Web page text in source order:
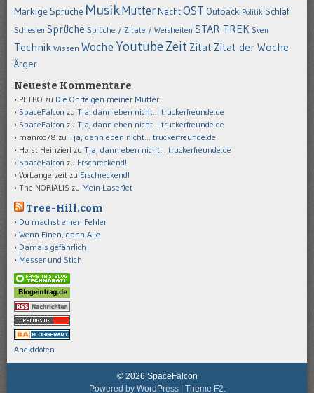
Markige Sprüche MusikMutter NachtOST Outback Politik Schlaf
Schlesien Sprüche Sprüche / Zitate / Weisheiten STAR TREK Sven
Technik Wissen Woche Youtube Zeit Zitat Zitat der Woche
Ärger
Neueste Kommentare
PETRO zu Die Ohrfeigen meiner Mutter
SpaceFalcon zu Tja, dann eben nicht… truckerfreunde.de
SpaceFalcon zu Tja, dann eben nicht… truckerfreunde.de
manroc78 zu Tja, dann eben nicht… truckerfreunde.de
Horst Heinzierl zu Tja, dann eben nicht… truckerfreunde.de
SpaceFalcon zu Erschreckend!
VorLangerzeit zu Erschreckend!
The NORIALIS zu Mein LaserJet
Tree-Hill.com
Du machst einen Fehler
Wenn Einen, dann Alle
Damals gefährlich
Messer und Stich
Anektdoten
© 2026 SpaceFalcon
Powered by WordPress
Theme F2.